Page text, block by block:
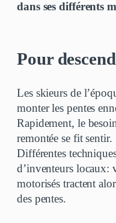
dans ses différents
Pour
Les skieurs de
monter les pentes
Rapidement, le
remontée se fit sentir.
Différentes
d’inventeurs locaux:
motorisés tractent
des pentes.